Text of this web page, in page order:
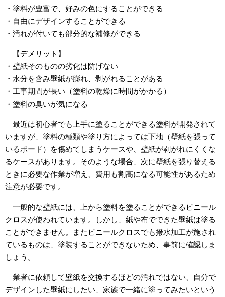
・塗料が豊富で、好みの色にすることができる
・自由にデザインすることができる
・汚れが付いても部分的な補修ができる
【デメリット】
・壁紙そのものの劣化は防げない
・水分を含み壁紙が膨れ、剥がれることがある
・工事期間が長い（塗料の乾燥に時間がかかる）
・塗料の臭いが気になる
最近は初心者でも上手に塗ることができる塗料が開発されて
いますが、塗料の種類や塗り方によっては下地（壁紙を張って
いるボード）を傷めてしまうケースや、壁紙が剥がれにくくな
るケースがあります。そのような場合、次に壁紙を張り替える
ときに必要な作業が増え、費用も割高になる可能性があるため
注意が必要です。
一般的な壁紙には、上から塗料を塗ることができるビニール
クロスが使われています。しかし、紙や布でできた壁紙は塗る
ことができません。またビニールクロスでも撥水加工が施され
ているものは、塗装することができないため、事前に確認しま
しょう。
業者に依頼して壁紙を交換するほどの汚れではない、自分で
デザインした壁紙にしたい、家族で一緒に塗ってみたいという